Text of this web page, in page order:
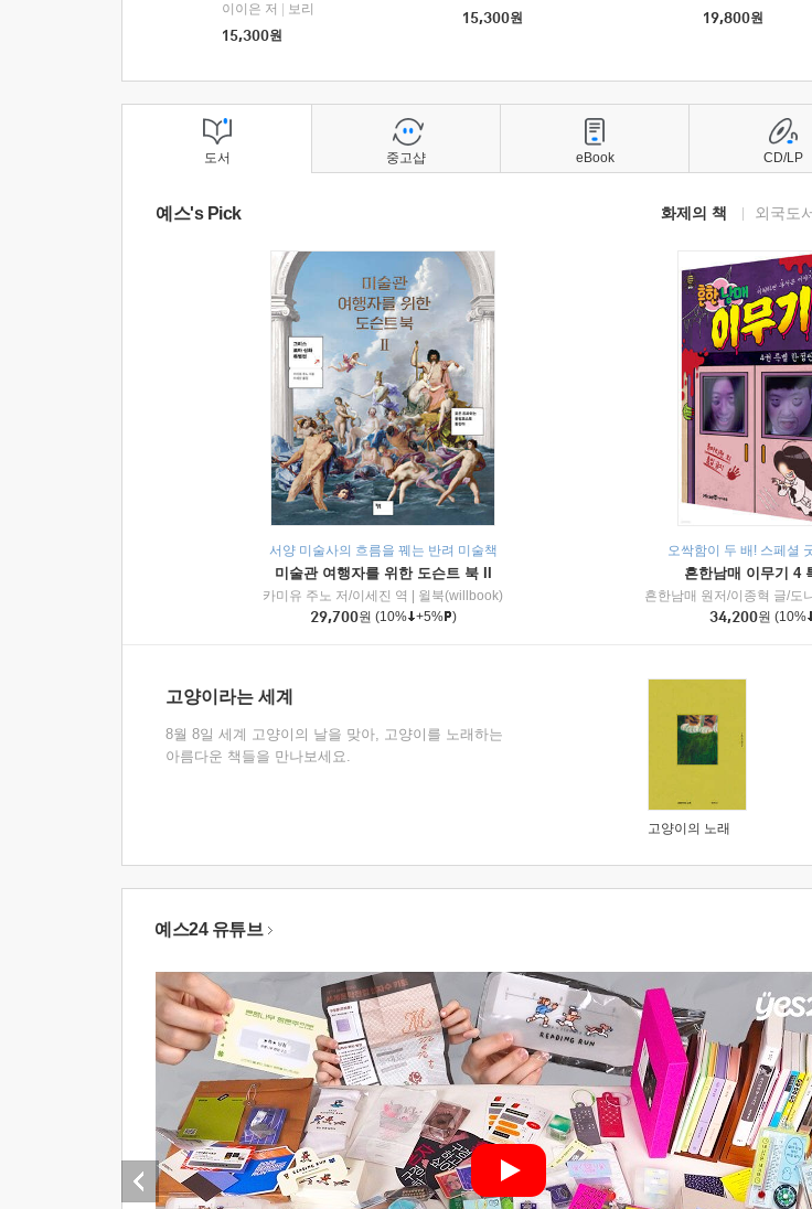
이이은 저
보리
15,300원
15,300원
19,800원
도서
예스's Pick 화제의 책 외국도
서양 미술사의 흐름을 꿰는 반려 미술책
미술관 여행자를 위한 도슨트 북 II
카미유 주노 저/이세진 역
윌북(willbook)
29,700원 (10% +5% )
오싹함이 두 배! 스페셜
흔한남매 이무기 4
34,200원 (10%
고양이라는 세계
8월 8일 세계 고양이의 날을 맞아, 고양이를 노래하는
아름다운 책들을 만나보세요.
고양이의 노래
중고샵 eBook CD/LP
예스24 유튜브